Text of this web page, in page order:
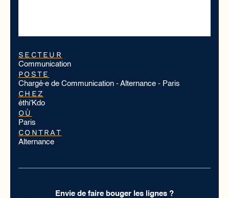
SECTEUR
Communication
POSTE
Chargé·e de Communication - Alternance - Paris
CHEZ
éthi'Kdo
OÙ
Paris
CONTRAT
Alternance
Envie de faire bouger les lignes ?